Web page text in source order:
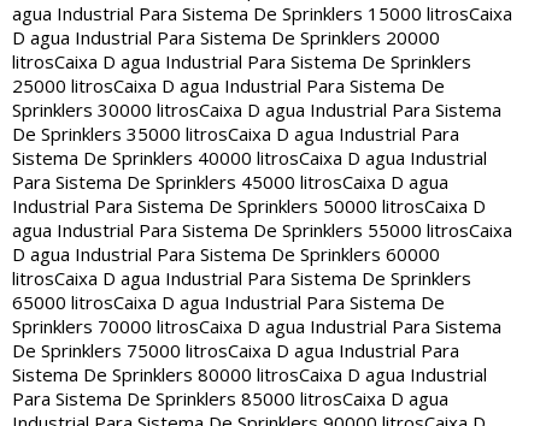
agua Industrial Para Sistema De Sprinklers 15000 litrosCaixa
D agua Industrial Para Sistema De Sprinklers 20000
litrosCaixa D agua Industrial Para Sistema De Sprinklers
25000 litrosCaixa D agua Industrial Para Sistema De
Sprinklers 30000 litrosCaixa D agua Industrial Para Sistema
De Sprinklers 35000 litrosCaixa D agua Industrial Para
Sistema De Sprinklers 40000 litrosCaixa D agua Industrial
Para Sistema De Sprinklers 45000 litrosCaixa D agua
Industrial Para Sistema De Sprinklers 50000 litrosCaixa D
agua Industrial Para Sistema De Sprinklers 55000 litrosCaixa
D agua Industrial Para Sistema De Sprinklers 60000
litrosCaixa D agua Industrial Para Sistema De Sprinklers
65000 litrosCaixa D agua Industrial Para Sistema De
Sprinklers 70000 litrosCaixa D agua Industrial Para Sistema
De Sprinklers 75000 litrosCaixa D agua Industrial Para
Sistema De Sprinklers 80000 litrosCaixa D agua Industrial
Para Sistema De Sprinklers 85000 litrosCaixa D agua